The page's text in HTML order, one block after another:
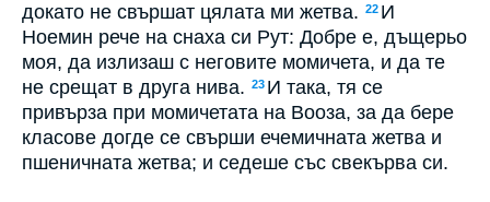
докато не свършат цялата ми жетва. 22 И
Ноемин рече на снаха си Рут: Добре е, дъщерьо
моя, да излизаш с неговите момичета, и да те
не срещат в друга нива. 23 И така, тя се
привърза при момичетата на Вооза, за да бере
класове догде се свърши ечемичната жетва и
пшеничната жетва; и седеше със свекърва си.